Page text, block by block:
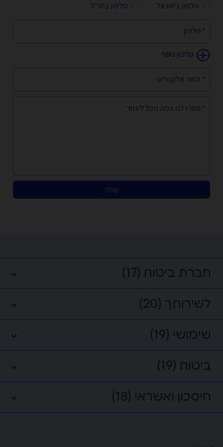
טלפון בישראל טלפון בחו"ל
* טלפון
טלפון נוסף
* דואר אלקטרוני
* ספרו לנו במה נוכל לעזור
שלח
חברת ביטוח (17)
לשירותך (20)
שימושי (19)
ביטוח (19)
חיסכון ואשראי (18)